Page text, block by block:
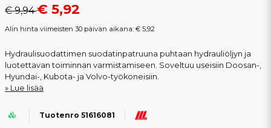
€ 9,94€ 5,92
Alin hinta viimeisten 30 päivän aikana: € 5,92
Hydraulisuodattimen suodatinpatruuna puhtaan hydrauliöljyn ja
luotettavan toiminnan varmistamiseen. Soveltuu useisiin Doosan-,
Hyundai-, Kubota- ja Volvo-työkoneisiin.
Lue lisää
Tuotenro 51616081